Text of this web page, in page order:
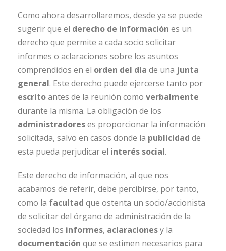
Como ahora desarrollaremos, desde ya se puede
sugerir que el derecho de información es un
derecho que permite a cada socio solicitar
informes o aclaraciones sobre los asuntos
comprendidos en el orden del día de una junta
general. Este derecho puede ejercerse tanto por
escritoantes de la reunión como verbalmente
durante la misma. La obligación de los
administradoreses proporcionar la información
solicitada, salvo en casos donde la publicidad de
esta pueda perjudicar el interés social.
Este derecho de información, al que nos
acabamos de referir, debe percibirse, por tanto,
como la facultad que ostenta un socio/accionista
de solicitar del órgano de administración de la
sociedad los informes, aclaracionesy la
documentación que se estimen necesarios para